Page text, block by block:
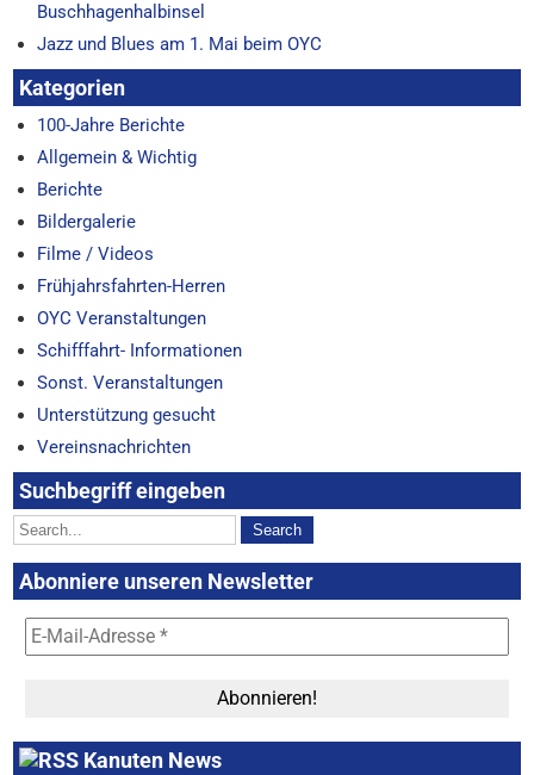
Buschhagenhalbinsel
Jazz und Blues am 1. Mai beim OYC
Kategorien
100-Jahre Berichte
Allgemein & Wichtig
Berichte
Bildergalerie
Filme / Videos
Frühjahrsfahrten-Herren
OYC Veranstaltungen
Schifffahrt- Informationen
Sonst. Veranstaltungen
Unterstützung gesucht
Vereinsnachrichten
Suchbegriff eingeben
Abonniere unseren Newsletter
Kanuten News